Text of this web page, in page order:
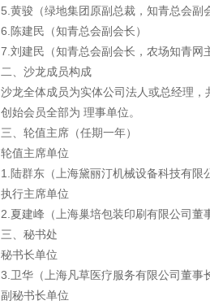
5.黄骏（绿地集团原副总裁，知青总会副
6.陈建民（知青总会副会长）
7.刘建民（知青总会副会长，农场知青网
二、沙龙成员构成
沙龙全体成员为实体公司法人或总经理，
创始会员全部为 理事单位。
三、轮值主席（任期一年）
轮值主席单位
1.陆群东（上海黛丽汀机械设备科技有限
执行主席单位
2.夏建峰（上海巢培包装印刷有限公司董
三、秘书处
秘书长单位
3.卫华（上海凡草医疗服务有限公司董事
副秘书长单位